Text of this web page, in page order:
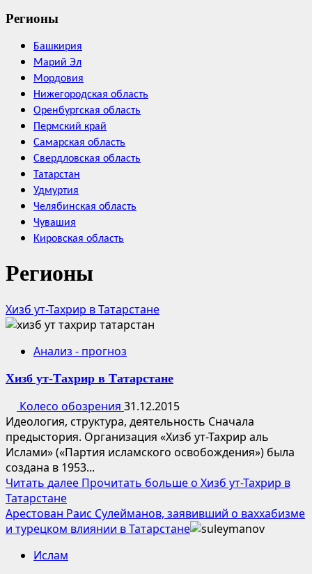
Регионы
Башкирия
Марий Эл
Мордовия
Нижегородская область
Оренбургская область
Пермский край
Самарская область
Свердловская область
Татарстан
Удмуртия
Челябинская область
Чувашия
Кировская область
Регионы
Хизб ут-Тахрир в Татарстане
Анализ - прогноз
Хизб ут-Тахрир в Татарстане
Колесо обозрения 31.12.2015
Идеология, структура, деятельность Сначала
предыстория. Организация «Хизб ут-Тахрир аль
Ислами» («Партия исламского освобождения») была
создана в 1953...
Читать далее Прочитать больше о Хизб ут-Тахрир в
Татарстане
Арестован Раис Сулейманов, заявивший о ваххабизме
и турецком влиянии в Татарстане
Ислам